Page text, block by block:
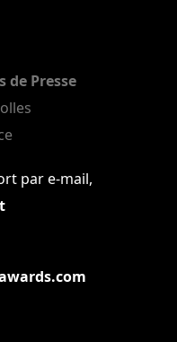
Presse
par e-mail,